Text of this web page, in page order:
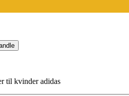
til kvinder adidas